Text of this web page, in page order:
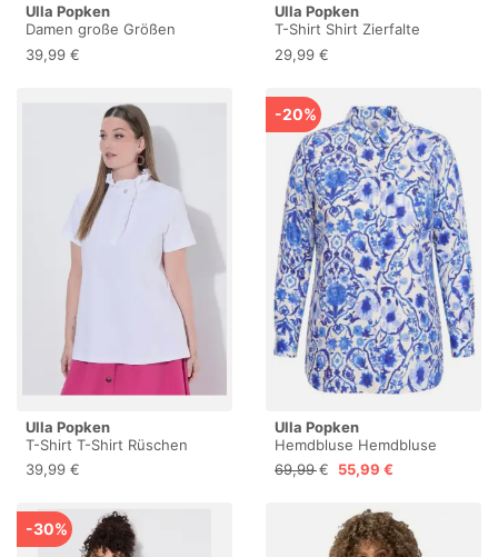
Ulla Popken
Damen große Größen
Übergrößen Plus Size T-
Shirt, Palmenblätter,
Halbarm Offwhite 62+
850239200-62+
39,99 €
Ulla Popken
T-Shirt Shirt Zierfalte
Oversized V-Ausschnitt
3/4-Arm
29,99 €
Ulla Popken
T-Shirt T-Shirt Rüschen
Classic Halbarm
39,99 €
-20%
Ulla Popken
Hemdbluse Hemdbluse
Leinenmix Hemdkragen
Langarm
69,99 € 55,99 €
-30%